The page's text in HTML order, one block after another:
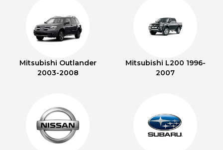
Mitsubishi Outlander
2003-2008
Mitsubishi L200 1996-
2007